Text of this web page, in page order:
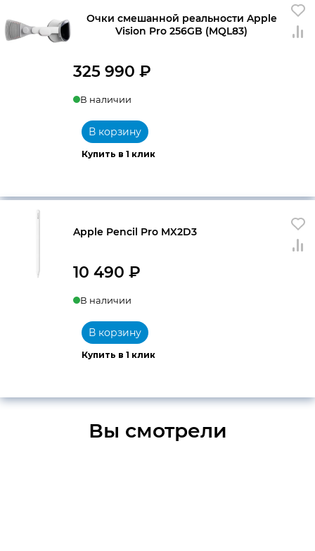
Очки смешанной реальности Apple
Vision Pro 256GB (MQL83)
325 990 ₽
В наличии
Купить в 1 клик
В корзину
Apple Pencil Pro MX2D3
10 490 ₽
В наличии
Купить в 1 клик
В корзину
Вы смотрели